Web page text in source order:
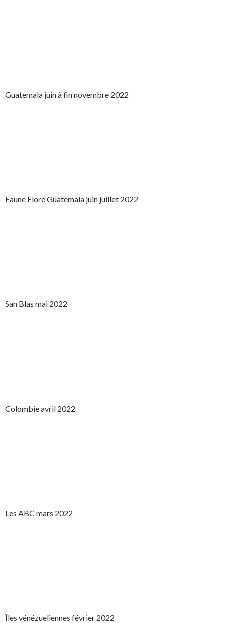
Guatemala juin à fin novembre 2022
Faune Flore Guatemala juin juillet 2022
San Blas mai 2022
Colombie avril 2022
Les ABC mars 2022
Îles vénézueliennes février 2022